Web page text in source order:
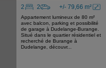
+/- 79,66 m²
2 2
Appartement lumineux de 80 m²
avec balcon, parking et possibilité
de garage à Dudelange-Burange.
Situé dans le quartier résidentiel et
recherché de Burange à
Dudelange, découvr...